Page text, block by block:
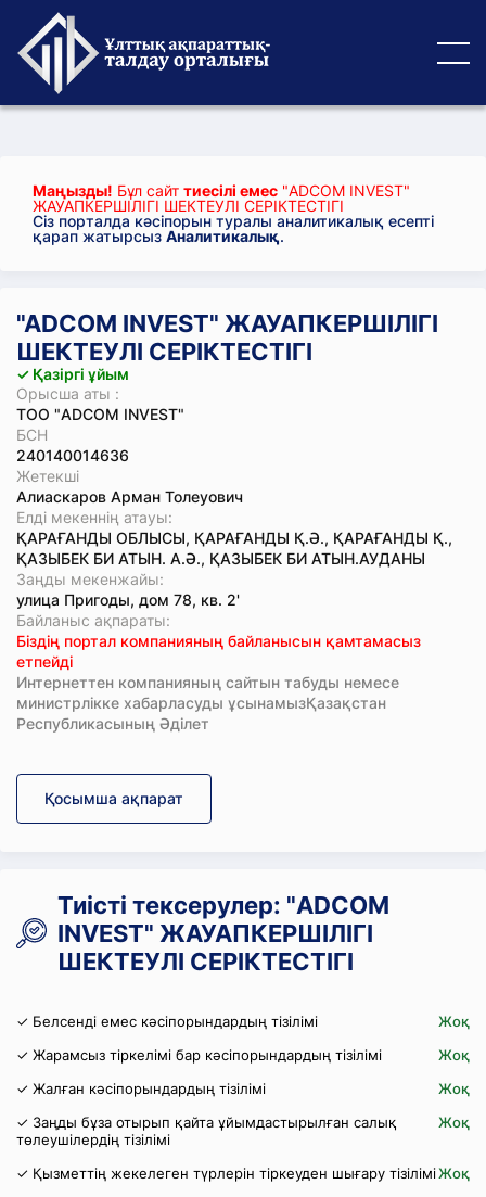
Маңызды! Бұл сайт тиесілі емес "ADCOM INVEST"
ЖАУАПКЕРШІЛІГІ ШЕКТЕУЛІ СЕРІКТЕСТІГІ
Сіз порталда кәсіпорын туралы аналитикалық есепті
қарап жатырсыз Аналитикалық.
"ADCOM INVEST" ЖАУАПКЕРШІЛІГІ
ШЕКТЕУЛІ СЕРІКТЕСТІГІ
✓ Қазіргі ұйым
Орысша аты :
ТОО "ADCOM INVEST"
БСН
240140014636
Жетекші
Алиаскаров Арман Толеуович
Елді мекеннің атауы:
ҚАРАҒАНДЫ ОБЛЫСЫ, ҚАРАҒАНДЫ Қ.Ә., ҚАРАҒАНДЫ Қ.,
ҚАЗЫБЕК БИ АТЫН. А.Ә., ҚАЗЫБЕК БИ АТЫН.АУДАНЫ
Заңды мекенжайы:
улица Пригоды, дом 78, кв. 2'
Байланыс ақпараты:
Біздің портал компанияның байланысын қамтамасыз
етпейді
Интернеттен компанияның сайтын табуды немесе
министрлікке хабарласуды ұсынамызҚазақстан
Республикасының Әділет
Қосымша ақпарат
Тиісті тексерулер: "ADCOM
INVEST" ЖАУАПКЕРШІЛІГІ
ШЕКТЕУЛІ СЕРІКТЕСТІГІ
✓ Белсенді емес кәсіпорындардың тізілімі
Жоқ
✓ Жарамсыз тіркелімі бар кәсіпорындардың тізілімі
Жоқ
✓ Жалған кәсіпорындардың тізілімі
Жоқ
✓ Заңды бұза отырып қайта ұйымдастырылған салық
төлеушілердің тізілімі
Жоқ
✓ Қызметтің жекелеген түрлерін тіркеуден шығару тізіліміЖоқ